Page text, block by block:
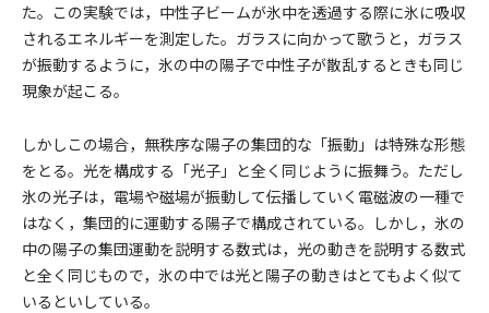
た。この実験では，中性子ビームが氷中を透過する際に氷に吸収
されるエネルギーを測定した。ガラスに向かって歌うと，ガラス
が振動するように，氷の中の陽子で中性子が散乱するときも同じ
現象が起こる。
しかしこの場合，無秩序な陽子の集団的な「振動」は特殊な形態
をとる。光を構成する「光子」と全く同じように振舞う。ただし
氷の光子は，電場や磁場が振動して伝播していく電磁波の一種で
はなく，集団的に運動する陽子で構成されている。しかし，氷の
中の陽子の集団運動を説明する数式は，光の動きを説明する数式
と全く同じもので，氷の中では光と陽子の動きはとてもよく似て
いるといしている。